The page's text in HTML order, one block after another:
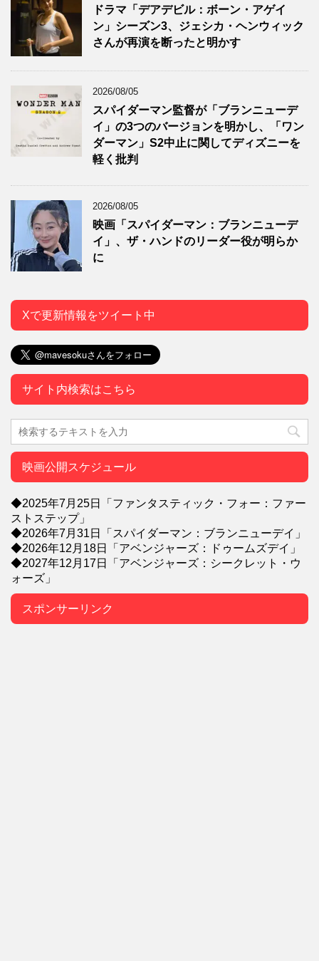
ドラマ「デアデビル：ボーン・アゲイ
ン」シーズン3、ジェシカ・ヘンウィック
さんが再演を断ったと明かす
2026/08/05
スパイダーマン監督が「ブランニューデ
イ」の3つのバージョンを明かし、「ワン
ダーマン」S2中止に関してディズニーを
軽く批判
2026/08/05
映画「スパイダーマン：ブランニューデ
イ」、ザ・ハンドのリーダー役が明らか
に
Xで更新情報をツイート中
サイト内検索はこちら
映画公開スケジュール
◆2025年7月25日「ファンタスティック・フォー：ファー
ストステップ」
◆2026年7月31日「スパイダーマン：ブランニューデイ」
◆2026年12月18日「アベンジャーズ：ドゥームズデイ」
◆2027年12月17日「アベンジャーズ：シークレット・ウ
ォーズ」
スポンサーリンク